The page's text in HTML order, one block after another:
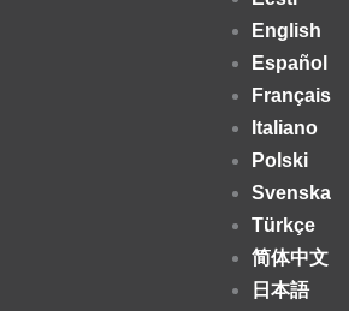
English
Español
Français
Italiano
Polski
Svenska
Türkçe
简体中文
日本語